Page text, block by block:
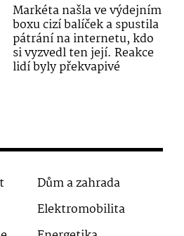
Markéta našla ve výdejním
boxu cizí balíček a spustila
pátrání na internetu, kdo
si vyzvedl ten její. Reakce
lidí byly překvapivé
Dům a zahrada
Elektromobilita